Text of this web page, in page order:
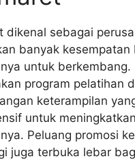
dikenal sebagai
banyak kesempatan
untuk berkembang.
program pelatihan
keterampilan
untuk
Peluang promosi
juga terbuka lebar